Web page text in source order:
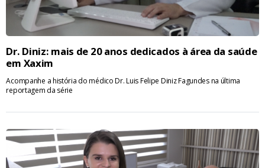
Dr. Diniz: mais de 20 anos dedicados à área da saúde
em Xaxim
Acompanhe a história do médico Dr. Luis Felipe Diniz Fagundes na última
reportagem da série